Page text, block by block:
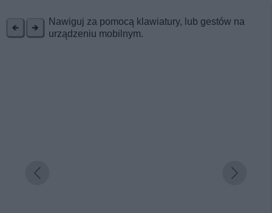
Nawiguj za pomocą klawiatury, lub gestów na
urządzeniu mobilnym.